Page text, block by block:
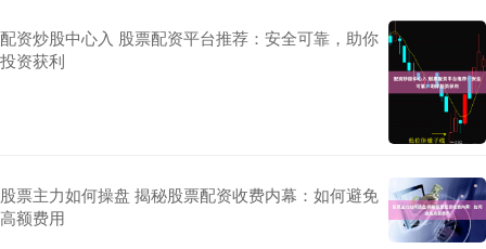
配资炒股中心入 股票配资平台推荐：安全可靠，助你
投资获利
股票主力如何操盘 揭秘股票配资收费内幕：如何避免
高额费用